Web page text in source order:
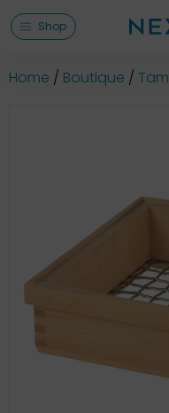
Shop
Home Boutique